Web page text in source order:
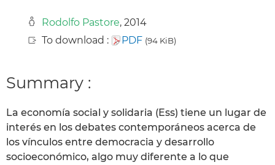
Rodolfo Pastore, 2014
To download :
PDF (94 KiB)
Summary :
La economía social y solidaria (Ess) tiene un lugar de
interés en los debates contemporáneos acerca de
los vínculos entre democracia y desarrollo
socioeconómico, algo muy diferente a lo que